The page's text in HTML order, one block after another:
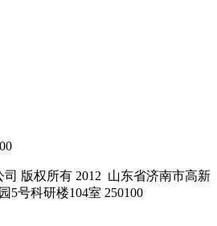
版权所有 2012 山东省济南市高新
5号科研楼104室 250100